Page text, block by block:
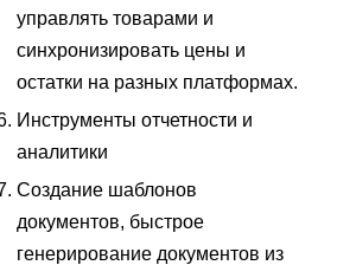
управлять товарами и
синхронизировать цены и
остатки на разных платформах.
Инструменты отчетности и
аналитики
Создание шаблонов
документов, быстрое
генерирование документов из